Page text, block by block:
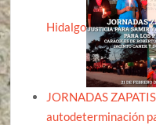
Hidalgo
JORNADAS
autodeterminación